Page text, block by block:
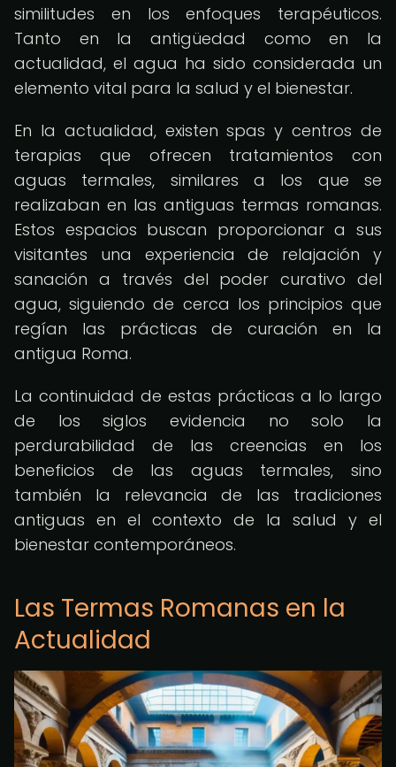
similitudes en los enfoques terapéuticos.
Tanto en la antigüedad como en la
actualidad, el agua ha sido considerada un
elemento vital para la salud y el bienestar.
En la actualidad, existen spas y centros de
terapias que ofrecen tratamientos con
aguas termales, similares a los que se
realizaban en las antiguas termas romanas.
Estos espacios buscan proporcionar a sus
visitantes una experiencia de relajación y
sanación a través del poder curativo del
agua, siguiendo de cerca los principios que
regían las prácticas de curación en la
antigua Roma.
La continuidad de estas prácticas a lo largo
de los siglos evidencia no solo la
perdurabilidad de las creencias en los
beneficios de las aguas termales, sino
también la relevancia de las tradiciones
antiguas en el contexto de la salud y el
bienestar contemporáneos.
Las Termas Romanas en la
Actualidad